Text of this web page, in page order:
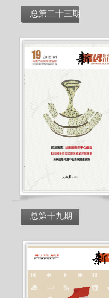
总第二十三期
总第十九期